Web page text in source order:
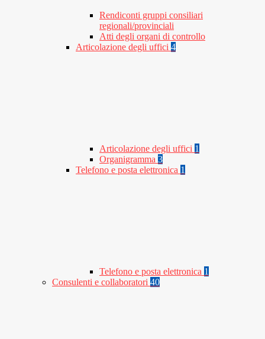
Rendiconti gruppi consiliari
regionali/provinciali
Atti degli organi di controllo
Articolazione degli uffici 4
Articolazione degli uffici 1
Organigramma 3
Telefono e posta elettronica 1
Telefono e posta elettronica 1
Consulenti e collaboratori 40